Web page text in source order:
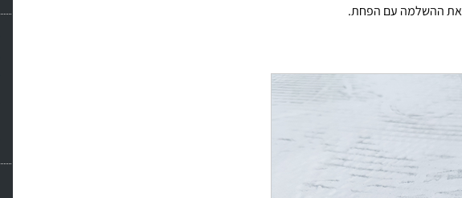
את ההשלמה עם הפחת.